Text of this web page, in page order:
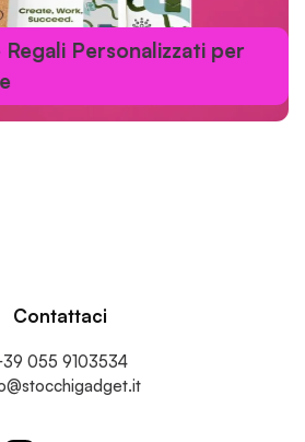
Personalizzati per
Contattaci
055 9103534